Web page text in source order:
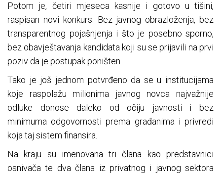
Potom je, četiri mjeseca kasnije i gotovo u tišini,
raspisan novi konkurs. Bez javnog obrazloženja, bez
transparentnog pojašnjenja i što je posebno sporno,
bez obavještavanja kandidata koji su se prijavili na prvi
poziv da je postupak poništen.
Tako je još jednom potvrđeno da se u institucijama
koje raspolažu milionima javnog novca najvažnije
odluke donose daleko od očiju javnosti i bez
minimuma odgovornosti prema građanima i privredi
koja taj sistem finansira.
Na kraju su imenovana tri člana kao predstavnici
osnivača te dva člana iz privatnog i javnog sektora